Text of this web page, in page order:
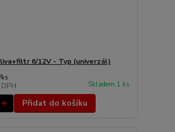
6/12V - Typ (univerzál)
ks
Skladem 1 ks
Přidat do košíku